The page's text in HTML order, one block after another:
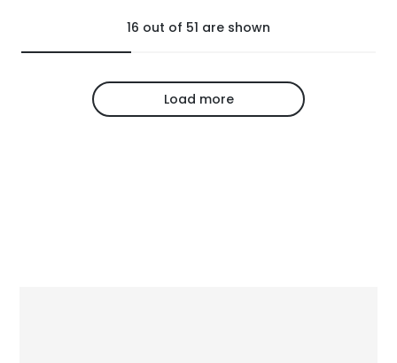
16 out of 51 are shown
Load more